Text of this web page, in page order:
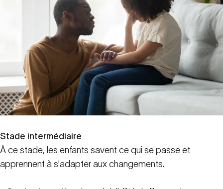
Stade intermédiaire
À ce stade, les enfants savent ce qui se passe et
apprennent à s'adapter aux changements.